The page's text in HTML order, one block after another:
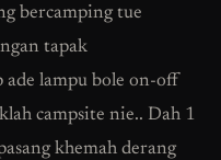
bercamping tue
tapak
ade lampu bole on-off
campsite nie.. Dah 1
khemah derang